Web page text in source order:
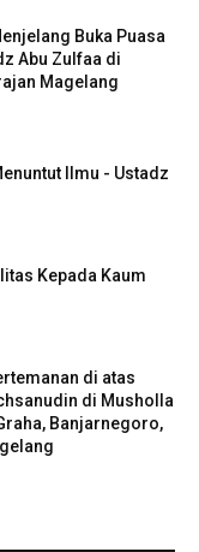
Buka Puasa
Abu Zulfaa di
Magelang
Ilmu - Ustadz
Kepada Kaum
di atas
di Musholla
Banjarnegoro,